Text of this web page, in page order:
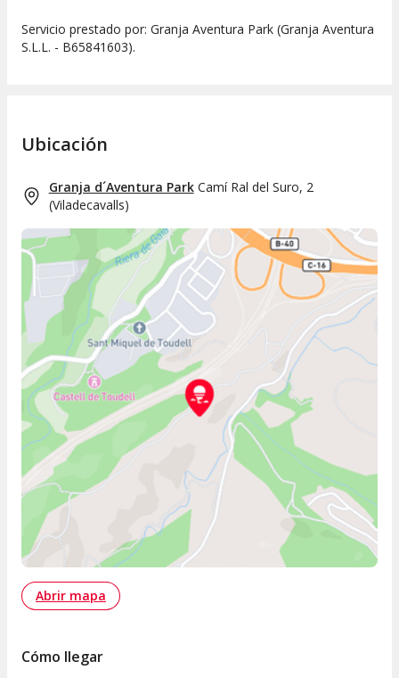
Servicio prestado por: Granja Aventura Park (Granja Aventura
S.L.L. - B65841603).
Ubicación
Granja d´Aventura Park Camí Ral del Suro, 2
(Viladecavalls)
Abrir mapa
Cómo llegar